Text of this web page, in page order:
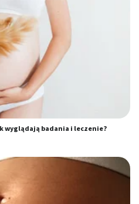
wyglądają badania i leczenie?